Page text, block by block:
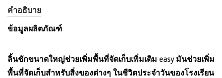
คำอธิบาย
ข้อมูลผลิตภัณฑ์
ลิ้นชักขนาดใหญ่ช่วยเพิ่มพื้นที่จัดเก็บเพิ่มเติม easy มันช่วยเพิ่ม
พื้นที่จัดเก็บสำหรับสิ่งของต่างๆ ในชีวิตประจำวันของโรงเรียน